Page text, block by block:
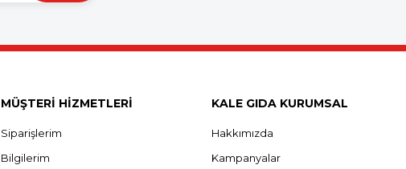
MÜŞTERİ HİZMETLERİ
Siparişlerim
Bilgilerim
KALE GIDA KURUMSAL
Hakkımızda
Kampanyalar